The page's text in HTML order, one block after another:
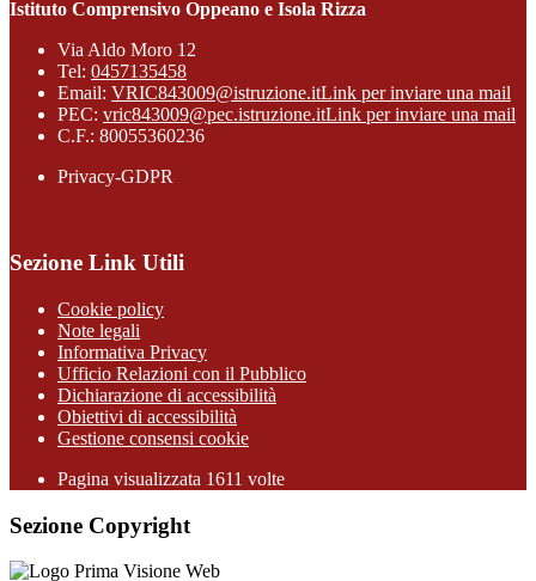
Istituto Comprensivo Oppeano e Isola Rizza
Via Aldo Moro 12
Tel: 0457135458
Email: VRIC843009@istruzione.itLink per inviare una mail
PEC: vric843009@pec.istruzione.itLink per inviare una mail
C.F.: 80055360236
Privacy-GDPR
Sezione Link Utili
Cookie policy
Note legali
Informativa Privacy
Ufficio Relazioni con il Pubblico
Dichiarazione di accessibilità
Obiettivi di accessibilità
Gestione consensi cookie
Pagina visualizzata 1611 volte
Sezione Copyright